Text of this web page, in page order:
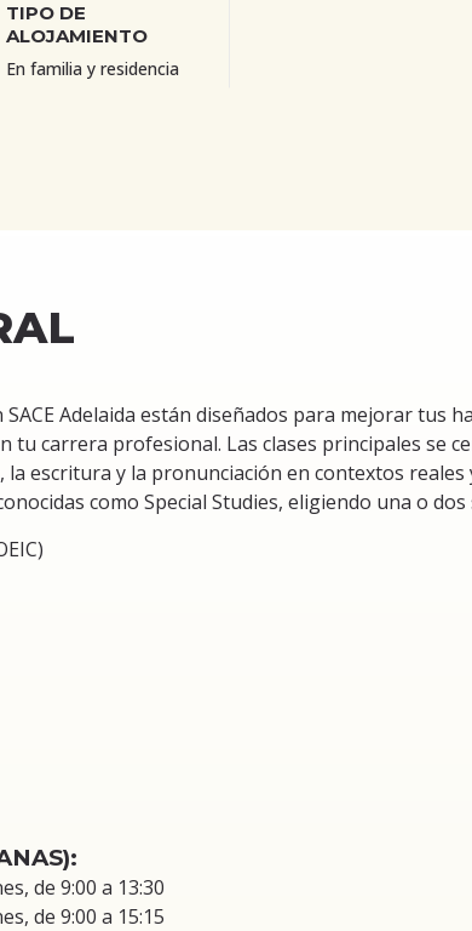
TIPO DE
ALOJAMIENTO
En familia y residencia
Adelaida están diseñados para mejorar
tu carrera profesional. Las clases principales se
escritura y la pronunciación en contextos
como Special Studies, eligiendo una o
de 9:00 a 13:30
de 9:00 a 15:15